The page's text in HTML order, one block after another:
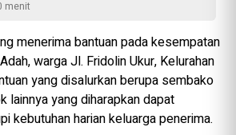
menit
menerima bantuan pada kesempatan
warga Jl. Fridolin Ukur, Kelurahan
yang disalurkan berupa sembako
lainnya yang diharapkan dapat
kebutuhan harian keluarga penerima.